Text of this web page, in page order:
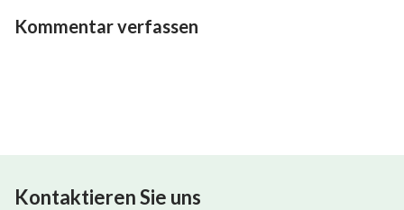
Kommentar verfassen
Kontaktieren Sie uns